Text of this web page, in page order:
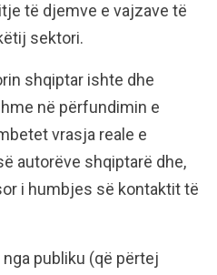
të djemve e vajzave të
sektori.
shqiptar ishte dhe
në përfundimin e
vrasja reale e
autorëve shqiptarë dhe,
i humbjes së kontaktit të
publiku (që përtej